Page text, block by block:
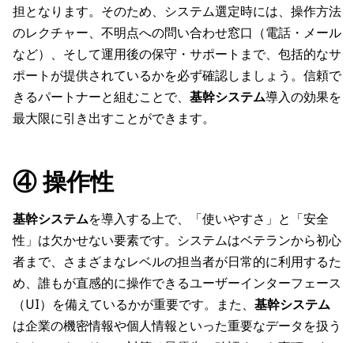
担となります。そのため、システム選定時には、操作方法
のレクチャー、不明点への問い合わせ窓口（電話・メール
など）、そして運用後の保守・サポートまで、包括的なサ
ポートが提供されているかを必ず確認しましょう。信頼で
きるパートナーと組むことで、 基幹システム導入の効果を
最大限に引き出すことができます。
④ 操作性
基幹システムを導入する上で、「使いやすさ」と「安全
性」は欠かせない要素です。システムはベテランから初心
者まで、さまざまなレベルの担当者が日常的に利用するた
め、誰もが直感的に操作できるユーザーインターフェース
（UI）を備えているかが重要です。また、 基幹システム
は企業の機密情報や個人情報といった重要なデータを扱う